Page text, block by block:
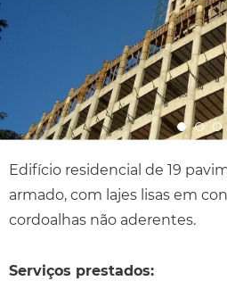
Edifício residencial de 19
armado, com lajes lisas em
cordoalhas não aderentes.
Serviços prestados: